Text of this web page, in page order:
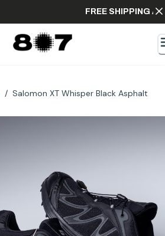
FREE
/ Salomon XT Whisper Black Asphalt